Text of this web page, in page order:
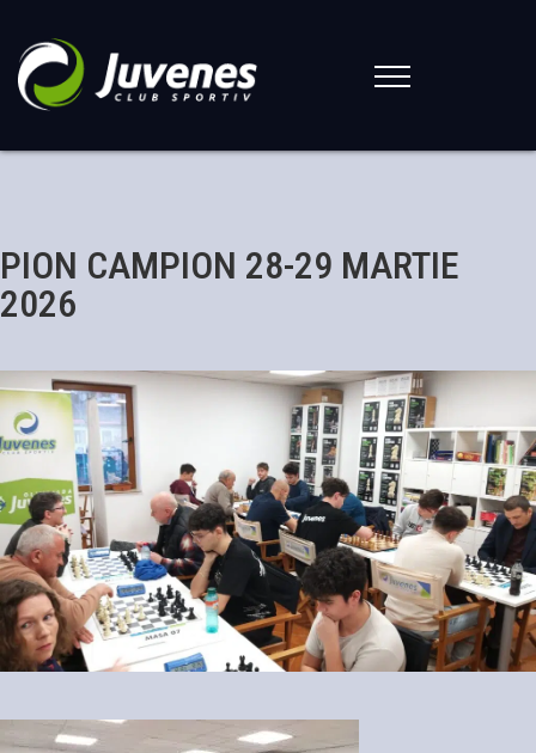
PION CAMPION 28-29 MARTIE
2026